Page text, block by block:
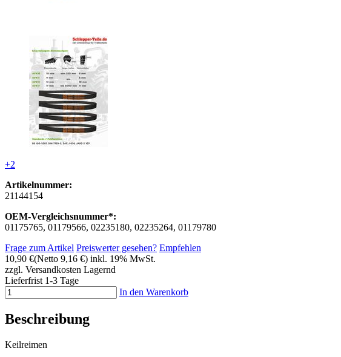
+2
Artikelnummer:
21144154
OEM-Vergleichsnummer*:
01175765, 01179566, 02235180, 02235264, 01179780
Frage zum Artikel Preiswerter gesehen? Empfehlen
10,90 €(Netto 9,16 €) inkl. 19% MwSt.
zzgl. Versandkosten Lagernd
Lieferfrist 1-3 Tage
In den Warenkorb
Beschreibung
Keilreimen